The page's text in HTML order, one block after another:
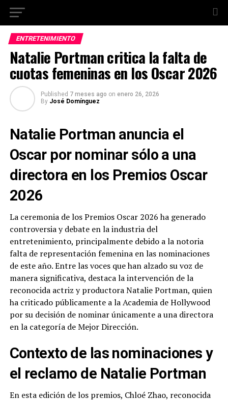
ENTRETENIMIENTO
Natalie Portman critica la falta de
cuotas femeninas en los Oscar 2026
Published 7 meses ago on enero 26, 2026
By José Domínguez
Natalie Portman anuncia el
Oscar por nominar sólo a una
directora en los Premios Oscar
2026
La ceremonia de los Premios Oscar 2026 ha generado
controversia y debate en la industria del
entretenimiento, principalmente debido a la notoria
falta de representación femenina en las nominaciones
de este año. Entre las voces que han alzado su voz de
manera significativa, destaca la intervención de la
reconocida actriz y productora Natalie Portman, quien
ha criticado públicamente a la Academia de Hollywood
por su decisión de nominar únicamente a una directora
en la categoría de Mejor Dirección.
Contexto de las nominaciones y
el reclamo de Natalie Portman
En esta edición de los premios, Chloé Zhao, reconocida